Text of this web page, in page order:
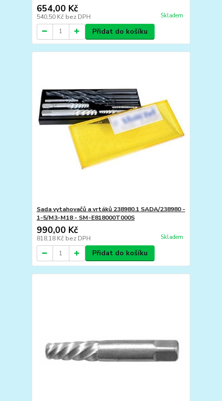
654,00 Kč
540,50 Kč bez DPH Skladem
Přidat do košíku
Sada vytahovačů a vrtáků 238980.1 SADA/238980 -
1-5/M3-M18 - SM-E818000T000S
990,00 Kč
818,18 Kč bez DPH Skladem
Přidat do košíku